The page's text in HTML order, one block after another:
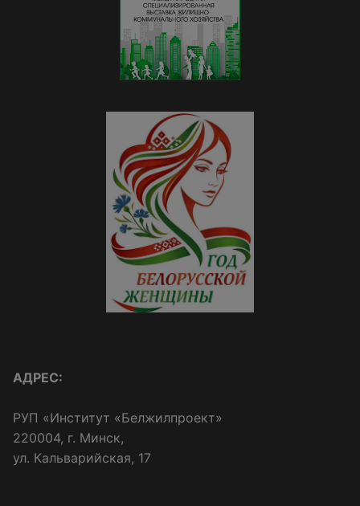
АДРЕС:
РУП «Институт «Белжилпроект»
220004, г. Минск,
ул. Кальварийская, 17